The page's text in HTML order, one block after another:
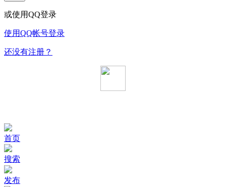
或使用QQ登录
使用QQ帐号登录
还没有注册？
首页
搜索
发布